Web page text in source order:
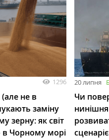
1296
не в
заміну
зерну: як світ
в Чорному морі
20 липня
Чи